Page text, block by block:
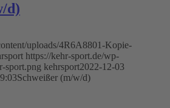
d)
uploads/4R6A8801-Kopie-
https://kehr-sport.de/wp-
sport.png kehrsport2022-12-03
Schweißer (m/w/d)